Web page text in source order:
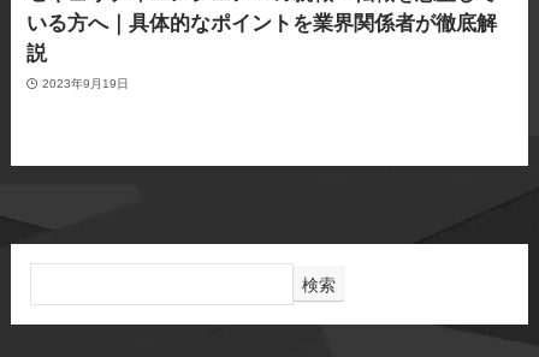
いる方へ｜具体的なポイントを業界関係者が徹底解
説
2023年9月19日
検索